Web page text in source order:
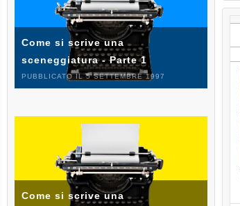
Come si scrive una
sceneggiatura - Parte 1
PUBBLICATO IL 5 SETTEMBRE 1997
Come si scrive una